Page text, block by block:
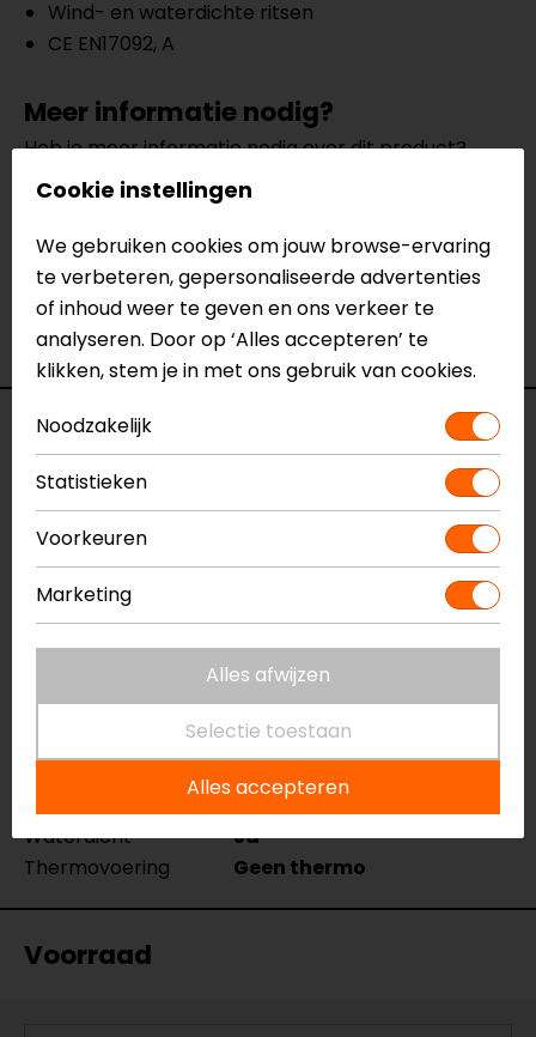
Wind- en waterdichte ritsen
CE EN17092, A
Meer informatie nodig?
Heb je meer informatie nodig over dit product?
Neem dancontactmet ons op of kom langs in één
in Breda, Capelle aan den IJssel,
Eindhoven, Vianen of Apeldoorn. In de winkels kun je
het product bekijken & passen en staan onze
verkoopmedewerkers voor je klaar met advies.
Bekijk ook onze anderetextiele motorjassen.
Specificaties
Naam
Model
Kleur
Aanritsbaar
Korte rits
Certificeringsklasse
A
Softshell
Membraan
Gelamineerd
Urban, Touring
Mid-season
Ventilatieritsen
Waterdicht
Ja
Thermovoering
Geen thermo
Voorraad
Cookie instellingen
We gebruiken cookies om jouw browse-ervaring
te verbeteren, gepersonaliseerde advertenties
of inhoud weer te geven en ons verkeer te
analyseren. Door op ‘Alles accepteren’ te
klikken, stem je in met ons gebruik van cookies.
Noodzakelijk
Statistieken
Voorkeuren
Marketing
Alles afwijzen
Selectie toestaan
Alles accepteren